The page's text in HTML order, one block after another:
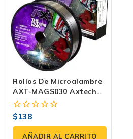
Rollos De Microalambre
AXT-MAGS030 Axtech
Para Soldaduras
Resistentes
0
fuera
$138
AÑADIR AL CARRITO